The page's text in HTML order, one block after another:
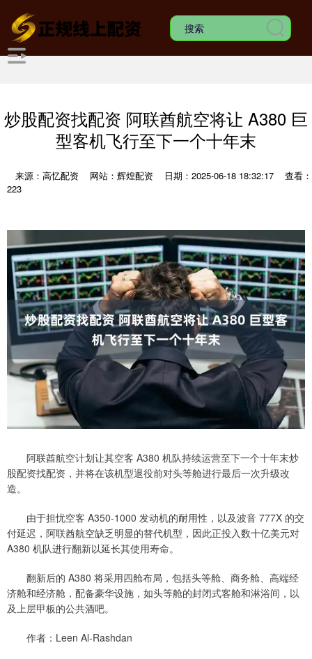
炒股配资找配资 阿联酋航空将让 A380 巨
型客机飞行至下一个十年末
来源：高忆配资 网站：辉煌配资 日期：2025-06-18 18:32:17
查看：
223
阿联酋航空计划让其空客 A380 机队持续运营至下一个十年末炒
股配资找配资，并将在该机型退役前对头等舱进行最后一次升级改
造。
由于担忧空客 A350-1000 发动机的耐用性，以及波音 777X 的交
付延迟，阿联酋航空缺乏明显的替代机型，因此正投入数十亿美元对
A380 机队进行翻新以延长其使用寿命。
翻新后的 A380 将采用四舱布局，包括头等舱、商务舱、高端经
济舱和经济舱，配备豪华设施，如头等舱的封闭式客舱和淋浴间，以
及上层甲板的公共酒吧。
作者：Leen Al-Rashdan